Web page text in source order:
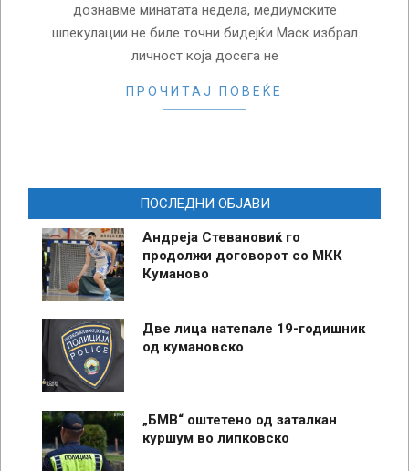
дознавме минатата недела, медиумските
шпекулации не биле точни бидејќи Маск избрал
личност која досега не
ПРОЧИТАЈ ПОВЕЌЕ
ПОСЛЕДНИ ОБЈАВИ
Андреја Стевановиќ го
продолжи договорот со МКК
Куманово
Две лица натепале 19-годишник
од кумановско
„БМВ“ оштетено од заталкан
куршум во липковско